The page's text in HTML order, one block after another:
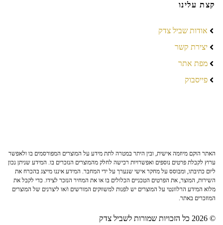
קצת עלינו
אודות שביל צדק
יצירת קשר
מפת אתר
פייסבוק
האתר הוקם מיוזמה אישית, ובין היתר במטרה לתת מידע על המוצרים המפורסמים בו ולאפשר
ערוץ לקבלת פרטים נוספים ואפשרויות רכישה לחלק מהמוצרים הנזכרים בו. המידע שניתן נכון
ליום כתיבתו, ומבוסס על מחקר אישי שנערך על ידי המחבר. המידע איננו מייצג בהכרח את
השירות, המוצר, את הפרטים הטכניים הכלולים בו או את המחיר הנזכר לצידו. כדי לקבל את
מלוא המידע הרלוונטי על המוצרים יש לפנות למשווקים המורשים ו/או ליצרנים של המוצרים
המוזכרים באתר.
© 2026 כל הזכויות שמורות לשביל צדק